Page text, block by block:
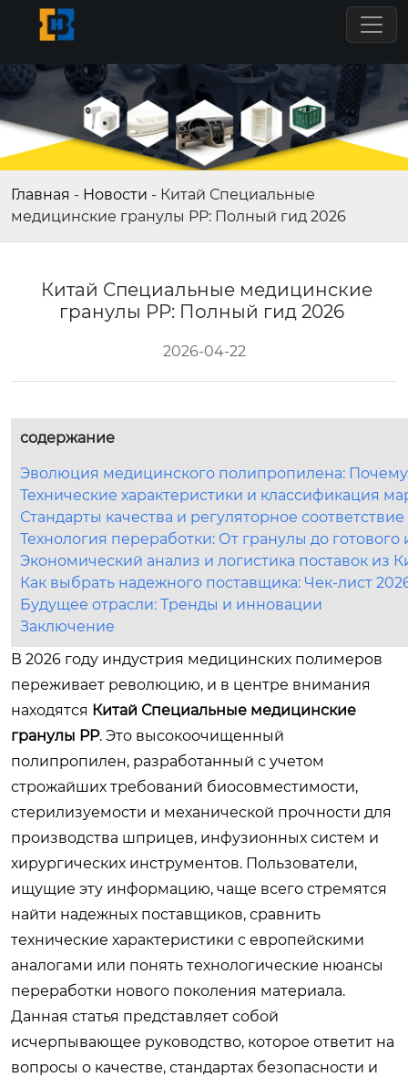
Главная - Новости - Китай Специальные
медицинские гранулы PP: Полный гид 2026
Китай Специальные медицинские
гранулы PP: Полный гид 2026
2026-04-22
содержание
Эволюция медицинского полипропилена:
Технические характеристики и классификация
Стандарты качества и регуляторное соответствие
Технология переработки: От гранулы до готового
Экономический анализ и логистика поставок из
Как выбрать надежного поставщика: Чек-лист
Будущее отрасли: Тренды и инновации
Заключение
В 2026 году индустрия медицинских полимеров
переживает революцию, и в центре внимания
находятся Китай Специальные медицинские
гранулы PP. Это высокоочищенный
полипропилен, разработанный с учетом
строжайших требований биосовместимости,
стерилизуемости и механической прочности для
производства шприцев, инфузионных систем и
хирургических инструментов. Пользователи,
ищущие эту информацию, чаще всего стремятся
найти надежных поставщиков, сравнить
технические характеристики с европейскими
аналогами или понять технологические нюансы
переработки нового поколения материала.
Данная статья представляет собой
исчерпывающее руководство, которое ответит на
вопросы о качестве, стандартах безопасности и